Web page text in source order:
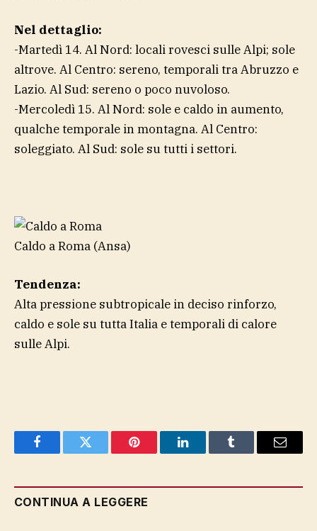
Nel dettaglio:
-Martedì 14. Al Nord: locali rovesci sulle Alpi; sole
altrove. Al Centro: sereno, temporali tra Abruzzo e
Lazio. Al Sud: sereno o poco nuvoloso.
-Mercoledì 15. Al Nord: sole e caldo in aumento,
qualche temporale in montagna. Al Centro:
soleggiato. Al Sud: sole su tutti i settori.
Caldo a Roma (Ansa)
Tendenza:
Alta pressione subtropicale in deciso rinforzo,
caldo e sole su tutta Italia e temporali di calore
sulle Alpi.
FacebookTwitter Pinterest LinkedInTumblr Email
CONTINUA A LEGGERE